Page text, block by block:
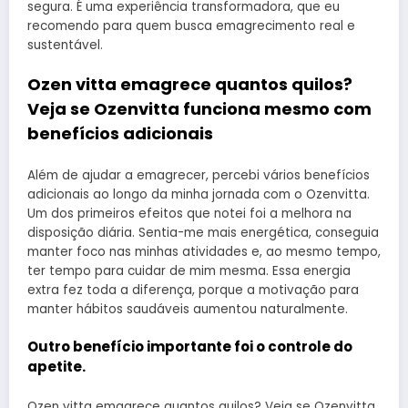
segura. É uma experiência transformadora, que eu
recomendo para quem busca emagrecimento real e
sustentável.
Ozen vitta emagrece quantos quilos?
Veja se Ozenvitta funciona mesmo com
benefícios adicionais
Além de ajudar a emagrecer, percebi vários benefícios
adicionais ao longo da minha jornada com o Ozenvitta.
Um dos primeiros efeitos que notei foi a melhora na
disposição diária. Sentia-me mais energética, conseguia
manter foco nas minhas atividades e, ao mesmo tempo,
ter tempo para cuidar de mim mesma. Essa energia
extra fez toda a diferença, porque a motivação para
manter hábitos saudáveis aumentou naturalmente.
Outro benefício importante foi o controle do
apetite.